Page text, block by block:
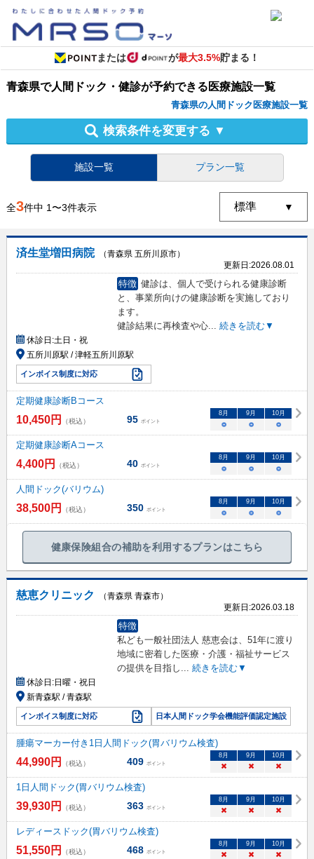
または が最大3.5%貯まる！
青森県で人間ドック・健診が予約できる医療施設一覧
青森県の人間ドック医療施設一覧
検索条件を変更する ▼
施設一覧 プラン一覧
全3件中 1〜3件表示
済生堂増田病院
（青森県 五所川原市）
更新日:2026.08.01
特徴 健診は、個人で受けられる健康診断
と、事業所向けの健康診断を実施しており
ます。
健診結果に再検査や心... 続きを読む▼
休診日:土日・祝
五所川原駅 / 津軽五所川原駅
インボイス制度に対応
定期健康診断Bコース
10,450円 （税込） 95 ポイント
8月 9月 10月
○ ○ ○
定期健康診断Aコース
4,400円 （税込） 40 ポイント
8月 9月 10月
○ ○ ○
人間ドック(バリウム)
38,500円 （税込） 350 ポイント
8月 9月 10月
○ ○ ○
健康保険組合の補助を利用するプランはこちら
慈恵クリニック
（青森県 青森市）
更新日:2026.03.18
特徴
私ども一般社団法人 慈恵会は、51年に渡り
地域に密着した医療・介護・福祉サービス
の提供を目指し ... 続きを読む▼
休診日:日曜・祝日
新青森駅 / 青森駅
インボイス制度に対応 日本人間ドック学会機能評価認定施設
腫瘍マーカー付き1日人間ドック(胃バリウム検査)
44,990円 （税込） 409 ポイント
8月 9月 10月
× × ×
1日人間ドック(胃バリウム検査)
39,930円 （税込） 363 ポイント
8月 9月 10月
× × ×
レディースドック(胃バリウム検査)
51,550円 （税込） 468 ポイント
8月 9月 10月
× × ×